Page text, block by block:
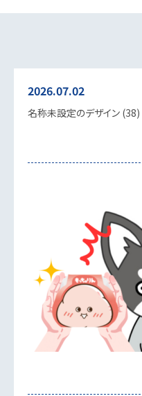
2026.07.02
名称未設定のデザイン (38)